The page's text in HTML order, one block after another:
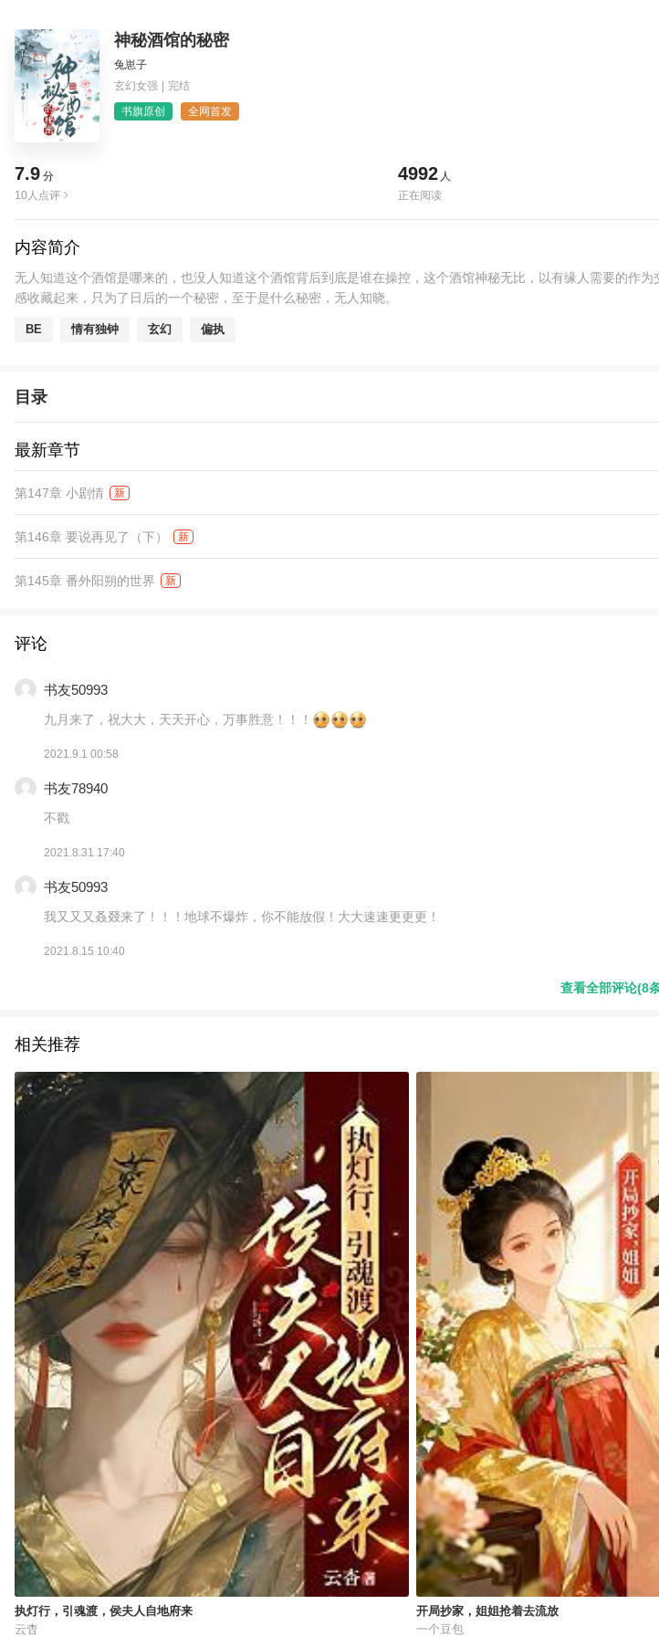
神秘酒馆的秘密
兔崽子
玄幻女强 | 完结
书旗原创 全网首发
7.9 分
10人点评
4992 人
正在阅读
内容简介
无人知道这个酒馆是哪来的，也没人知道这个酒馆背后到底是谁在操控，这个酒馆神秘无比，以有缘人需要的作
感收藏起来，只为了日后的一个秘密，至于是什么秘密，无人知晓。
BE 情有独钟 玄幻 偏执
目录
最新章节
第147章 小剧情 新
第146章 要说再见了（下） 新
第145章 番外阳朔的世界 新
评论
书友50993
九月来了，祝大大，天天开心，万事胜意！！！
2021.9.1 00:58
书友78940
不戳
2021.8.31 17:40
书友50993
我又又又叒叕来了！！！地球不爆炸，你不能放假！大大速速更更更！
2021.8.15 10:40
查看全部评论(8
相关推荐
执灯行，引魂渡，侯夫人自地府来
云杳
开局抄家，姐姐抢着去流放
一个豆包